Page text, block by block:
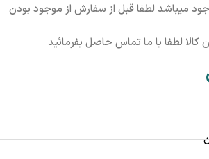
میباشد لطفا قبل از سفارش از موجود بودن
کالا لطفا با ما تماس حاصل بفرمائید